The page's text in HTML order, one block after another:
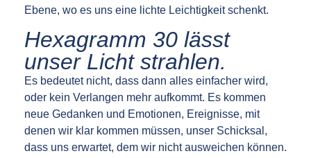
Ebene, wo es uns eine lichte Leichtigkeit schenkt.
Hexagramm 30 lässt
unser Licht strahlen.
Es bedeutet nicht, dass dann alles einfacher wird,
oder kein Verlangen mehr aufkommt. Es kommen
neue Gedanken und Emotionen, Ereignisse, mit
denen wir klar kommen müssen, unser Schicksal,
dass uns erwartet, dem wir nicht ausweichen können.